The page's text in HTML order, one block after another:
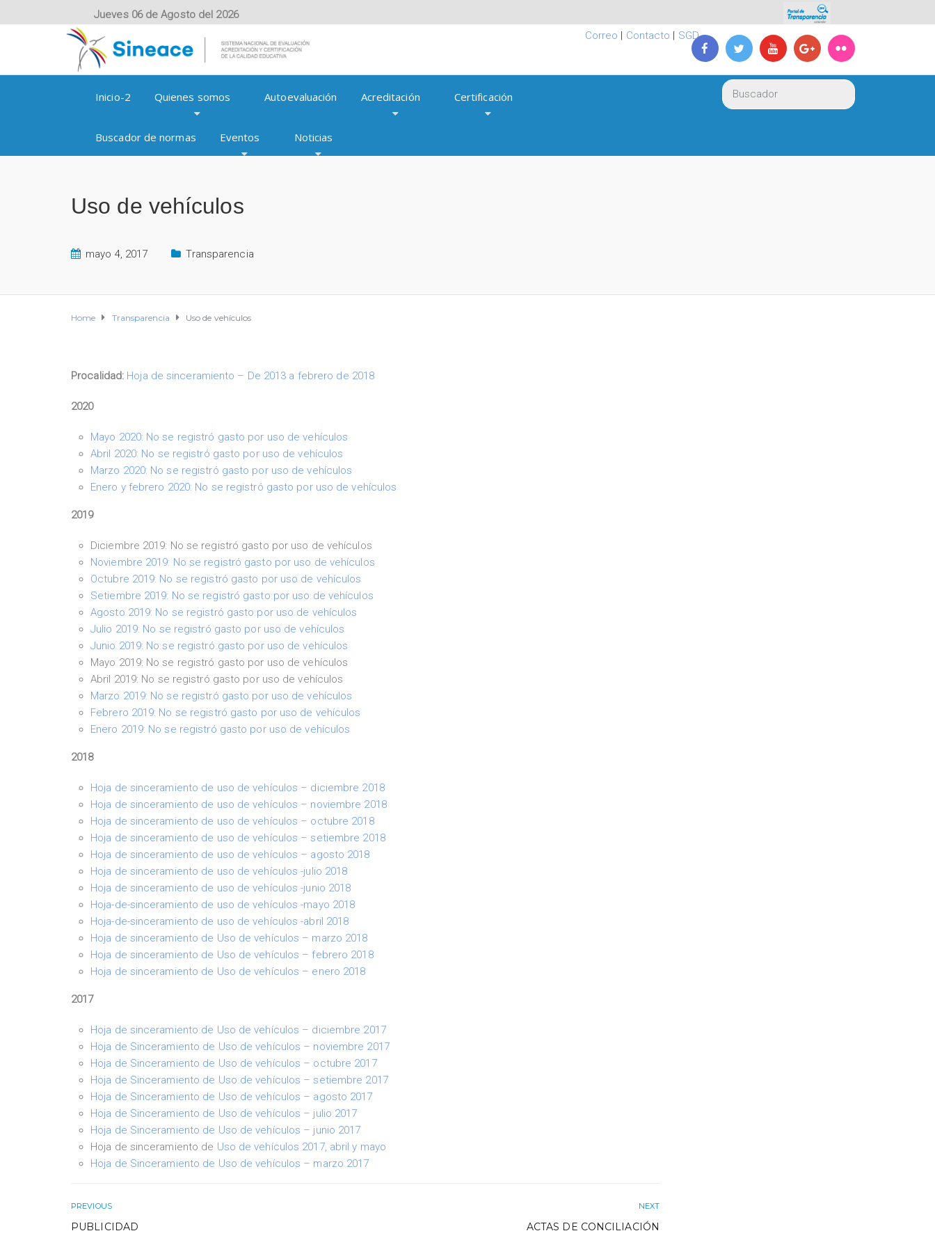
Jueves 06 de Agosto del 2026
Correo | Contacto | SGD
Inicio-2 Quienes somos Autoevaluación Acreditación Certificación
Buscador de normas Eventos Noticias
Uso de vehículos
mayo 4, 2017 Transparencia
Home Transparencia Uso de vehículos
Procalidad: Hoja de sinceramiento – De 2013 a febrero de 2018
2020
Mayo 2020: No se registró gasto por uso de vehículos
Abril 2020: No se registró gasto por uso de vehículos
Marzo 2020: No se registró gasto por uso de vehículos
Enero y febrero 2020: No se registró gasto por uso de vehículos
2019
Diciembre 2019: No se registró gasto por uso de vehículos
Noviembre 2019: No se registró gasto por uso de vehículos
Octubre 2019: No se registró gasto por uso de vehículos
Setiembre 2019: No se registró gasto por uso de vehículos
Agosto 2019: No se registró gasto por uso de vehículos
Julio 2019: No se registró gasto por uso de vehículos
Junio 2019: No se registró gasto por uso de vehículos
Mayo 2019: No se registró gasto por uso de vehículos
Abril 2019: No se registró gasto por uso de vehículos
Marzo 2019: No se registró gasto por uso de vehículos
Febrero 2019: No se registró gasto por uso de vehículos
Enero 2019: No se registró gasto por uso de vehículos
2018
Hoja de sinceramiento de uso de vehículos – diciembre 2018
Hoja de sinceramiento de uso de vehículos – noviembre 2018
Hoja de sinceramiento de uso de vehículos – octubre 2018
Hoja de sinceramiento de uso de vehículos – setiembre 2018
Hoja de sinceramiento de uso de vehículos – agosto 2018
Hoja de sinceramiento de uso de vehículos -julio 2018
Hoja de sinceramiento de uso de vehículos -junio 2018
Hoja-de-sinceramiento de uso de vehículos -mayo 2018
Hoja-de-sinceramiento de uso de vehículos -abril 2018
Hoja de sinceramiento de Uso de vehículos – marzo 2018
Hoja de sinceramiento de Uso de vehículos – febrero 2018
Hoja de sinceramiento de Uso de vehículos – enero 2018
2017
Hoja de sinceramiento de Uso de vehículos – diciembre 2017
Hoja de Sinceramiento de Uso de vehículos – noviembre 2017
Hoja de Sinceramiento de Uso de vehículos – octubre 2017
Hoja de Sinceramiento de Uso de vehículos – setiembre 2017
Hoja de Sinceramiento de Uso de vehículos – agosto 2017
Hoja de Sinceramiento de Uso de vehículos – julio 2017
Hoja de Sinceramiento de Uso de vehículos – junio 2017
Hoja de sinceramiento de Uso de vehículos 2017, abril y mayo
Hoja de Sinceramiento de Uso de vehículos – marzo 2017
PREVIOUS
PUBLICIDAD
NEXT
ACTAS DE CONCILIACIÓN